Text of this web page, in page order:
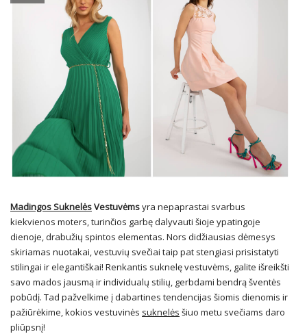
Madingos SuknelėsVestuvėmsyra nepaprastai svarbus
kiekvienos moters, turinčios garbę dalyvauti šioje ypatingoje
dienoje, drabužių spintos elementas. Nors didžiausias dėmesys
skiriamas nuotakai, vestuvių svečiai taip pat stengiasi prisistatyti
stilingai ir elegantiškai! Renkantis suknelę vestuvėms, galite išreikšti
savo mados jausmą ir individualų stilių, gerbdami bendrą šventės
pobūdį. Tad pažvelkime į dabartines tendencijas šiomis dienomis ir
pažiūrėkime, kokios vestuvinės suknelės šiuo metu svečiams daro
pliūpsnį!